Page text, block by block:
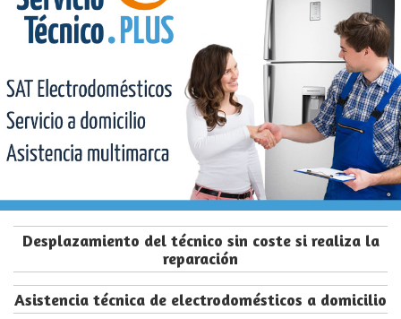
Desplazamiento del técnico sin coste si realiza la
reparación
Asistencia técnica de electrodomésticos a domicilio